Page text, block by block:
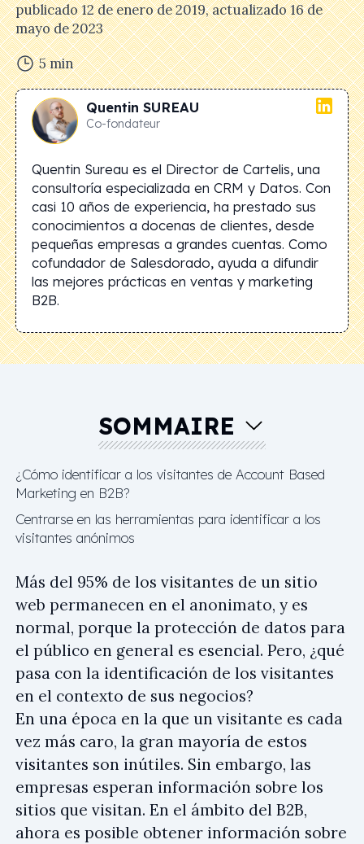
publicado12 de enero de 2019, actualizado16 de
mayo de 2023
5 min
Quentin SUREAU
Co-fondateur
Quentin Sureau es el Director de Cartelis, una
consultoría especializada en CRM y Datos. Con
casi 10 años de experiencia, ha prestado sus
conocimientos a docenas de clientes, desde
pequeñas empresas a grandes cuentas. Como
cofundador de Salesdorado, ayuda a difundir
las mejores prácticas en ventas y marketing
B2B.
SOMMAIRE
¿Cómo identificar a los visitantes de Account Based
Marketing en B2B?
Centrarse en las herramientas para identificar a los
visitantes anónimos
Más del 95% de los visitantes de un sitio
web permanecen en el anonimato, y es
normal, porque la protección de datos para
el público en general es esencial. Pero, ¿qué
pasa con la identificación de los visitantes
en el contexto de sus negocios?
En una época en la que un visitante es cada
vez más caro, la gran mayoría de estos
visitantes son inútiles. Sin embargo, las
empresas esperan información sobre los
sitios que visitan. En el ámbito del B2B,
ahora es posible obtener información sobre